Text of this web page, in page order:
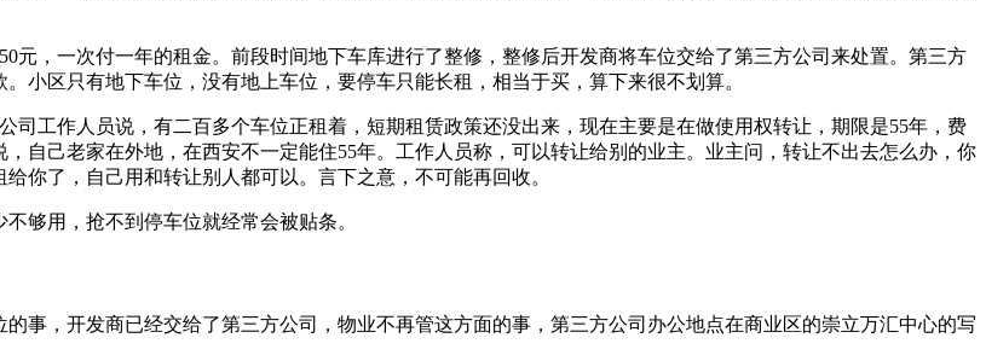
元，一次付一年的租金。前段时间地下车库进行了整修，整修后开发商将车位交给了第三方公司来处置。第三方
小区只有地下车位，没有地上车位，要停车只能长租，相当于买，算下来很不划算。
工作人员说，有二百多个车位正租着，短期租赁政策还没出来，现在主要是在做使用权转让，期限是55年，费
自己老家在外地，在西安不一定能住55年。工作人员称，可以转让给别的业主。业主问，转让不出去怎么办，你
你了，自己用和转让别人都可以。言下之意，不可能再回收。
够用，抢不到停车位就经常会被贴条。
事，开发商已经交给了第三方公司，物业不再管这方面的事，第三方公司办公地点在商业区的崇立万汇中心的写